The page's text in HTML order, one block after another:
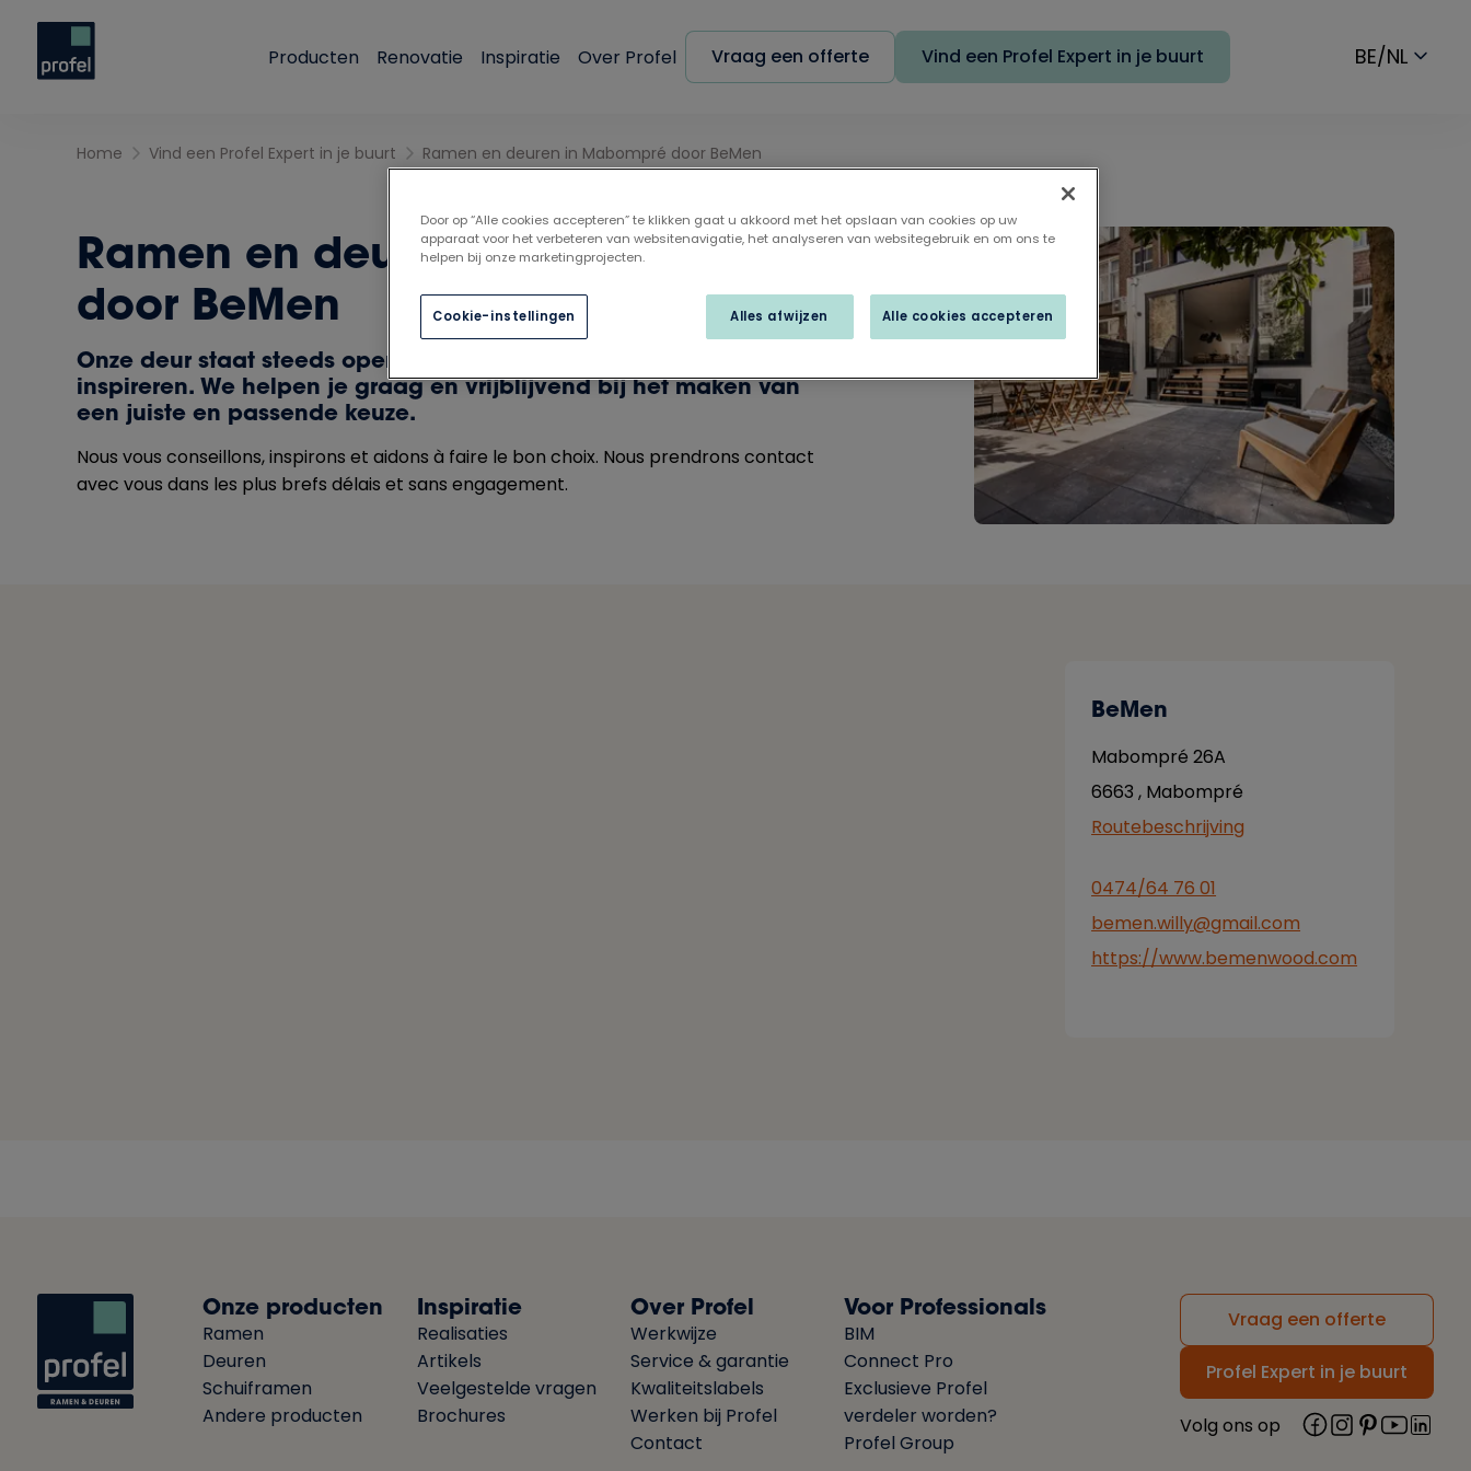
Producten Renovatie Inspiratie Over Profel Vraag een offerte Vind een Profel Expert in je buurt BE/NL
Home Vind een Profel Expert in je buurt Ramen en deuren in Mabompré door BeMen
Ramen en deuren in Mabompré
door BeMen
Onze deur staat steeds open om je te adviseren, begeleiden en te
inspireren. We helpen je graag en vrijblijvend bij het maken van
een juiste en passende keuze.
Nous vous conseillons, inspirons et aidons à faire le bon choix. Nous prendrons contact
avec vous dans les plus brefs délais et sans engagement.
BeMen
Mabompré 26A
6663, Mabompré
Routebeschrijving
0474/64 76 01
bemen.willy@gmail.com
https://www.bemenwood.com
Onze producten
Ramen
Deuren
Schuiframen
Andere producten
Inspiratie
Realisaties
Artikels
Veelgestelde vragen
Brochures
Over Profel
Werkwijze
Service & garantie
Kwaliteitslabels
Werken bij Profel
Contact
Voor Professionals
BIM
Connect Pro
Exclusieve Profel
verdeler worden?
Profel Group
Vraag een offerte
Profel Expert in je buurt
Volg ons op
Door op “Alle cookies accepteren” te klikken gaat u akkoord met het opslaan van cookies op uw
apparaat voor het verbeteren van websitenavigatie, het analyseren van websitegebruik en om ons te
helpen bij onze marketingprojecten.
Alles afwijzen Alle cookies accepteren
Cookie-instellingen